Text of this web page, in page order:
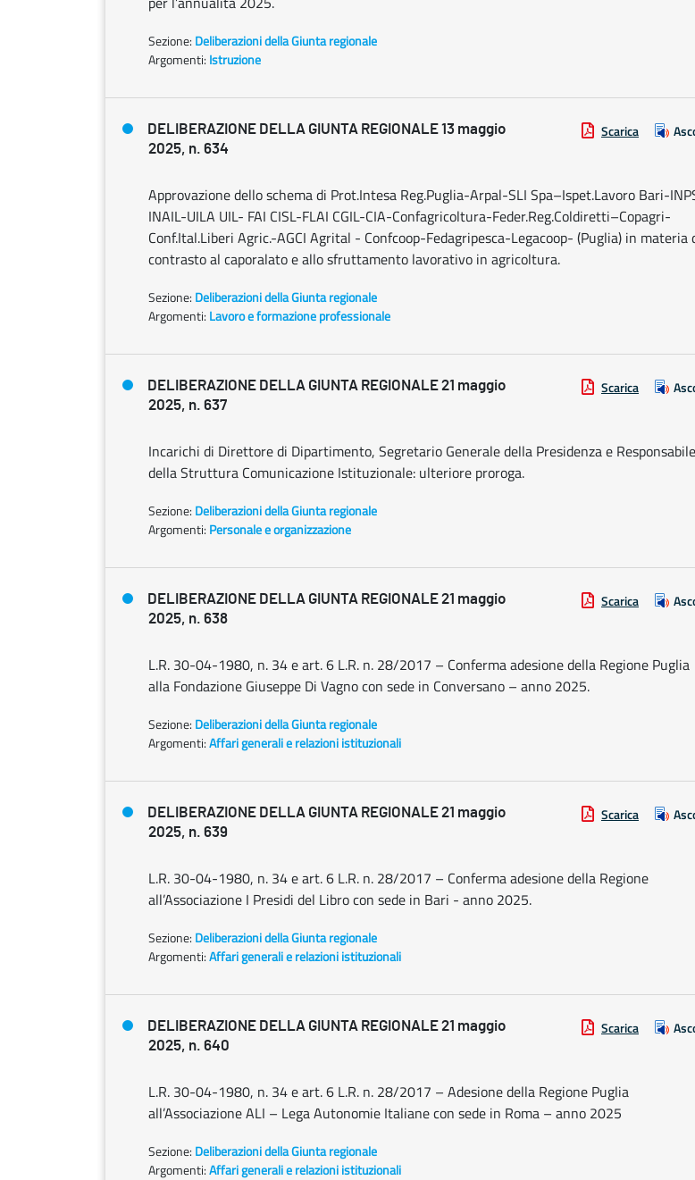
Sezione: Deliberazioni della Giunta regionale
Argomenti: Istruzione
DELIBERAZIONE DELLA GIUNTA REGIONALE 13 maggio
2025, n. 634
Scarica
Approvazione dello schema di Prot.Intesa Reg.Puglia-Arpal-SLI Spa–Ispet.Lavoro Bari-
INAIL-UILA UIL- FAI CISL-FLAI CGIL-CIA-Confagricoltura-Feder.Reg.Coldiretti–Copagri-
Conf.Ital.Liberi Agric.-AGCI Agrital - Confcoop-Fedagripesca-Legacoop- (Puglia) in materia
contrasto al caporalato e allo sfruttamento lavorativo in agricoltura.
Sezione: Deliberazioni della Giunta regionale
Argomenti: Lavoro e formazione professionale
DELIBERAZIONE DELLA GIUNTA REGIONALE 21 maggio
2025, n. 637
Scarica
Incarichi di Direttore di Dipartimento, Segretario Generale della Presidenza e Responsabile
della Struttura Comunicazione Istituzionale: ulteriore proroga.
Sezione: Deliberazioni della Giunta regionale
Argomenti: Personale e organizzazione
DELIBERAZIONE DELLA GIUNTA REGIONALE 21 maggio
2025, n. 638
Scarica
L.R. 30-04-1980, n. 34 e art. 6 L.R. n. 28/2017 – Conferma adesione della Regione Puglia
alla Fondazione Giuseppe Di Vagno con sede in Conversano – anno 2025.
Sezione: Deliberazioni della Giunta regionale
Argomenti:Affari generali e relazioni istituzionali
DELIBERAZIONE DELLA GIUNTA REGIONALE 21 maggio
2025, n. 639
Scarica
L.R. 30-04-1980, n. 34 e art. 6 L.R. n. 28/2017 – Conferma adesione della Regione
all’Associazione I Presidi del Libro con sede in Bari - anno 2025.
Sezione: Deliberazioni della Giunta regionale
Argomenti:Affari generali e relazioni istituzionali
DELIBERAZIONE DELLA GIUNTA REGIONALE 21 maggio
2025, n. 640
Scarica
L.R. 30-04-1980, n. 34 e art. 6 L.R. n. 28/2017 – Adesione della Regione Puglia
all’Associazione ALI – Lega Autonomie Italiane con sede in Roma – anno 2025
Sezione: Deliberazioni della Giunta regionale
Argomenti:Affari generali e relazioni istituzionali